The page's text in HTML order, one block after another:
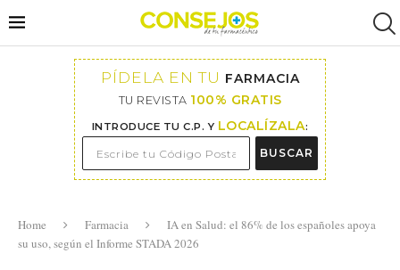
PÍDELA EN TU FARMACIA
TU REVISTA 100% GRATIS
INTRODUCE TU C.P. Y LOCALÍZALA:
BUSCAR
Home Farmacia
IA en Salud: el 86% de los españoles apoya
su uso, según el Informe STADA 2026